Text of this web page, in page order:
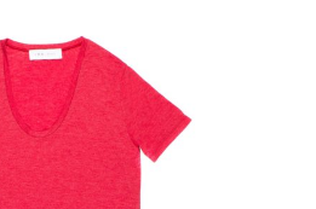
VOTRE SHOOTING